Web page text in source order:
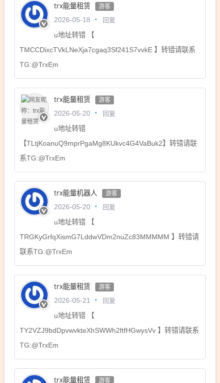
trx能量租赁 游客
2026-05-18 回复
u地址转错 【
TMCCDixcTVkLNeXja7cgaq3Sf241S7vvkE 】转错请联系
TG:@TrxEm
trx能量租赁 游客
2026-05-20 回复
u地址转错
【TLtjKoanuQ9mprPgaMg8KUkvc4G4VaBuk2】转错请联
系TG:@TrxEm
trx能量机器人 游客
2026-05-20 回复
u地址转错 【
TRGKyGrfqXismG7LddwVDm2nuZc83MMMMM 】转错请
联系TG:@TrxEm
trx能量租赁 游客
2026-05-21 回复
u地址转错 【
TY2VZJ9bdDpvwvkteXhSWWh2ftfHGwysVv 】转错请联系
TG:@TrxEm
trx能量租赁 游客